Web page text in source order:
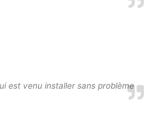
est venu installer sans problème